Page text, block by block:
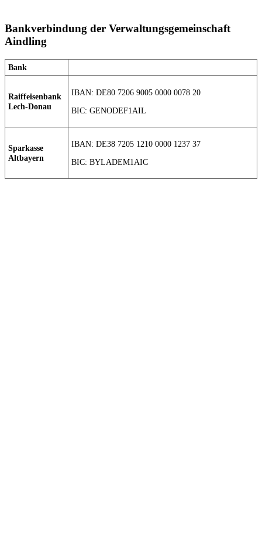
Bankverbindung der Verwaltungsgemeinschaft
Aindling
Bank
Raiffeisenbank
Lech-Donau
IBAN: DE80 7206 9005 0000 0078 20
BIC: GENODEF1AIL
Sparkasse
Altbayern
IBAN: DE38 7205 1210 0000 1237 37
BIC: BYLADEM1AIC